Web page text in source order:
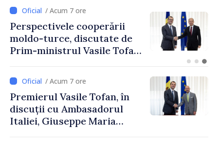
/ Acum 4 ore
Forumul Diasporei //
Republica Moldova,
promovată în Elveția prin
exporturi
/ Acum 7 ore
Premierul Vasile Tofan, în
discuții cu Ambasadorul
Italiei, Giuseppe Maria